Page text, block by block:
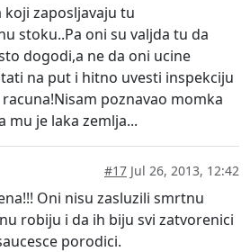
zaposljavaju tu
stoku..Pa oni su valjda tu da
dogodi,a ne da oni ucine
na put i hitno uvesti inspekciju
poznavao momka
mu je laka zemlja...
#17 Jul 26, 2013, 12:42
Oni nisu zasluzili smrtnu
robiju i da ih biju svi zatvorenici
porodici.